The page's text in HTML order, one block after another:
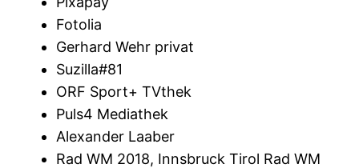
Fotolia
Gerhard Wehr privat
Suzilla#81
ORF Sport+ TVthek
Puls4 Mediathek
Alexander Laaber
Rad WM 2018, Innsbruck Tirol Rad WM